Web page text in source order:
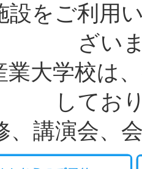
設をご利用
ざい
業大学校は
してお
、講演会、